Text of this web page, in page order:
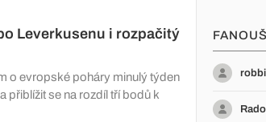
Leverkusenu i rozpačitý
o evropské poháry minulý týden
přiblížit se na rozdíl tří bodů k